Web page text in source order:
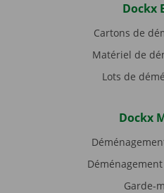
Dockx
Cartons de
Matériel de
Lots de
Dockx
Garde-